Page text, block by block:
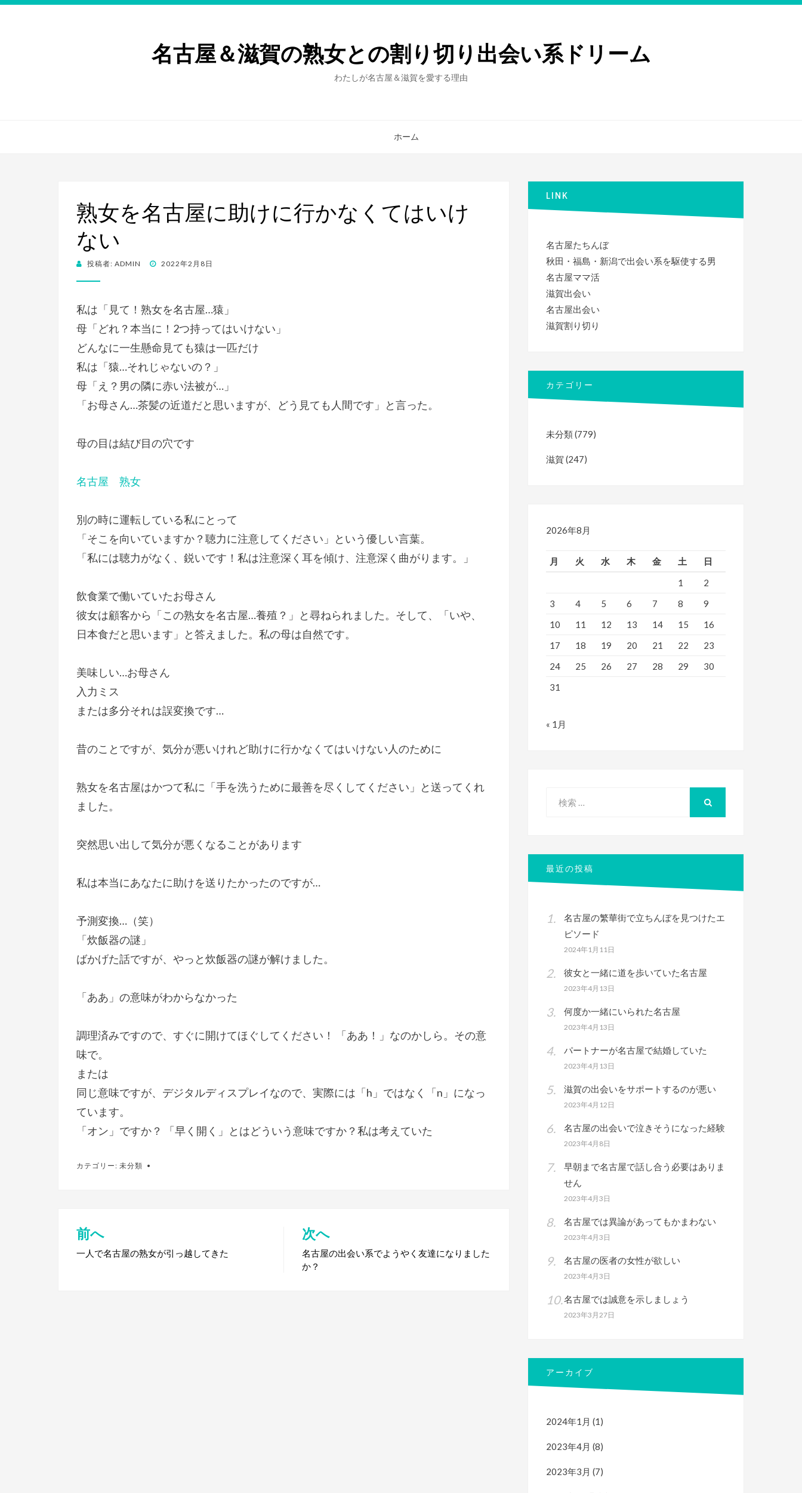
名古屋＆滋賀の熟女との割り切り出会い系ドリーム
わたしが名古屋＆滋賀を愛する理由
ホーム
熟女を名古屋に助けに行かなくてはいけ
ない
投稿者: ADMIN
投 2022年2月8日
私は「見て！熟女を名古屋…猿」
母「どれ？本当に！2つ持ってはいけない」
どんなに一生懸命見ても猿は一匹だけ
私は「猿…それじゃないの？」
母「え？男の隣に赤い法被が…」
「お母さん…茶髪の近道だと思いますが、どう見ても人間です」と言った。
母の目は結び目の穴です
名古屋 熟女
別の時に運転している私にとって
「そこを向いていますか？聴力に注意してください」という優しい言葉。
「私には聴力がなく、鋭いです！私は注意深く耳を傾け、注意深く曲がります。」
飲食業で働いていたお母さん
彼女は顧客から「この熟女を名古屋…養殖？」と尋ねられました。そして、「いや、
日本食だと思います」と答えました。私の母は自然です。
美味しい…お母さん
入力ミス
または多分それは誤変換です…
昔のことですが、気分が悪いけれど助けに行かなくてはいけない人のために
熟女を名古屋はかつて私に「手を洗うために最善を尽くしてください」と送ってくれ
ました。
突然思い出して気分が悪くなることがあります
私は本当にあなたに助けを送りたかったのですが…
予測変換…（笑）
「炊飯器の謎」
ばかげた話ですが、やっと炊飯器の謎が解けました。
「ああ」の意味がわからなかった
調理済みですので、すぐに開けてほぐしてください！ 「ああ！」なのかしら。その意
味で。
または
同じ意味ですが、デジタルディスプレイなので、実際には「h」ではなく「n」になっ
ています。
「オン」ですか？ 「早く開く」とはどういう意味ですか？私は考えていた
カテゴリー: 未分類
投
稿
前へ
一人で名古屋の熟女が引っ越してきた
次へ
名古屋の出会い系でようやく友達になりました
か？
LINK
名古屋たちんぼ
秋田・福島・新潟で出会い系を駆使する男
名古屋ママ活
滋賀出会い
名古屋出会い
滋賀割り切り
カテゴリー
未分類(779)
滋賀 (247)
2026年8月
月 火 水 木 金 土
日
1
2
3
4 5 6 7 8
9
10
11 12 13 14 15
16
17
18 19 20 21 22
23
24
25 26 27 28 29
30
31
« 1月
最近の投稿
名古屋の繁華街で立ちんぼを見つけたエ
ピソード
2024年1月11日
彼女と一緒に道を歩いていた名古屋
2023年4月13日
何度か一緒にいられた名古屋
2023年4月13日
パートナーが名古屋で結婚していた
2023年4月13日
滋賀の出会いをサポートするのが悪い
2023年4月12日
名古屋の出会いで泣きそうになった経験
2023年4月8日
早朝まで名古屋で話し合う必要はありま
せん
2023年4月3日
名古屋では異論があってもかまわない
2023年4月3日
名古屋の医者の女性が欲しい
2023年4月3日
名古屋では誠意を示しましょう
2023年3月27日
アーカイブ
2024年1月 (1)
2023年4月 (8)
2023年3月 (7)